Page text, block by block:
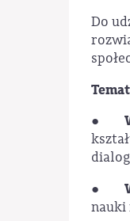
Do
●
●
nauki